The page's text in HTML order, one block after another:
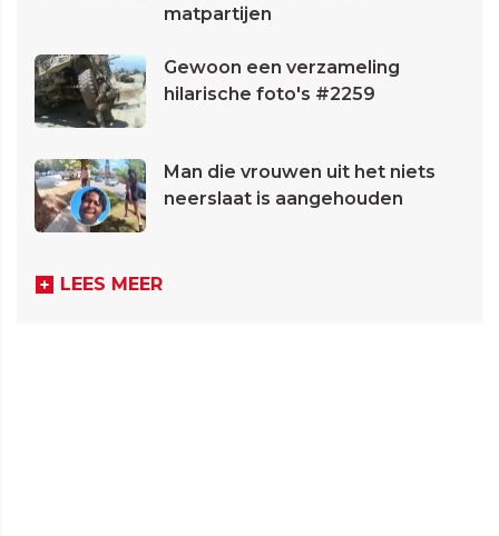
matpartijen
Gewoon een verzameling
hilarische foto's #2259
Man die vrouwen uit het niets
neerslaat is aangehouden
LEES MEER